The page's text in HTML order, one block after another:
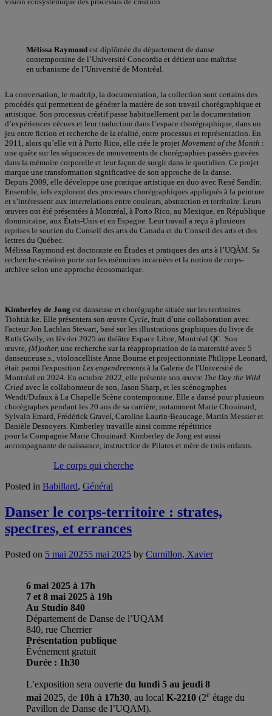
Mélissa Raymondest diplômée du département de danse
contemporaine de l’Université Concordia et détient une maîtrise
en urbanisme de l’Université de Montréal.
La conversation, le roadtrip, la documentation, la collection sont certains des
procédés qui permettent de générer la matière de son travail chorégraphique et
artistique. Son processus créatif passe habituellement par la documentation
d’expériences vécues et leur traduction dans l’espace chorégraphique, dans un
jeu entre fiction et recherche de la réalité, entre processus et représentation. En
2011, alors qu’elle vit à Porto Rico, elle crée le projet Movement of the Month :
une quête sur les séquences de mouvements de chorégraphies passées gravées
dans la mémoire corporelle et leur façon de surgir dans le quotidien. Ce projet
marque une transformation significative de son approche de la danse.
Depuis 2009, elle développe une pratique artistique en duo avec René Sandín.
Ensemble, iels explorent des processus chorégraphiques appliqués à la peinture
et s’intéressent aux interrelations entre couleurs, abstraction et territoire. Leurs
œuvres ont été présentées à Montréal, à Porto Rico, au Mexique, en République
dominicaine, aux États-Unis et en Espagne. Leur travail a reçu à plusieurs
reprises le soutien du Conseil des arts du Canada et du Conseil des arts et des
lettres du Québec.
Mélissa Raymond est doctorante en Études et pratiques des arts à l’UQÀM. Sa
recherche-création porte sur les mémoires incarnées et la notion de corps-
archive selon une approche écosomatique.
Kimberley de Jong est danseuse et chorégraphe située sur les territoires
Tiohtià:ke. Elle présentera son œuvre Cycle , fruit d’une collaboration avec
l'acteur Jon Lachlan Stewart, basé sur les illustrations graphiques du livre de
Ruth Gwily, en février 2025 au théâtre Espace Libre, Montréal QC. Son
œuvre, (M)other, une recherche sur la réappropriation de la maternité avec 5
danseur.euse.s., violoncelliste Anne Bourne et projectionniste Philippe Leonard,
était parmi l'exposition Les engendrements à la Galerie de l'Université de
Montréal en 2024. En octobre 2022, elle présente son œuvre The Day the Wild
Cried avec le collaborateur de son, Jason Sharp, et les scénographes
Wendt/Dufaux à La Chapelle Scène contemporaine. Elle a dansé pour plusieurs
chorégraphes pendant les 20 ans de sa carrière, notamment Marie Chouinard,
Sylvain Emard, Frédérick Gravel, Caroline Laurin-Beaucage, Martin Messier et
Danièle Desnoyers. Kimberley travaille ainsi comme répétitrice
pour la Compagnie Marie Chouinard. Kimberley de Jong est aussi
accompagnante de naissance, instructrice de Pilates et mère de trois enfants.
Le corps qui cherche
Posted in Babillard, Général
Danser le corps-territoire : strates,
spectres, et errances
Posted on 5 mai 20255 mai 2025 by Curnillon, Xavier
6 mai 2025 à 17h
7 et 8 mai 2025 à 19h
Au Studio 840
Département de Danse de l’UQAM
840, rue Cherrier
Présentation publique
Événement gratuit
Durée : 1h30
L’exposition sera ouverte du lundi 5 au jeudi 8
mai2025, de 10h à 17h30, au local K-2210 (2eétage du
Pavillon de Danse de l’UQAM).